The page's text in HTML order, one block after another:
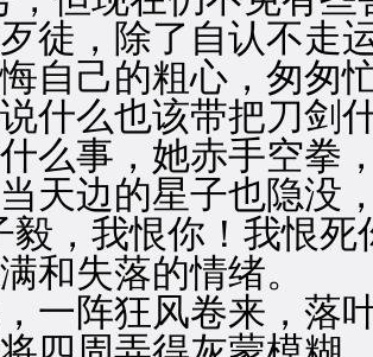
，除了自认不走运
己的粗心，匆匆忙
什么也该带把刀剑
么事，她赤手空拳
天边的星子也隐没
我恨你！我恨死
和失落的情绪。
阵狂风卷来，落